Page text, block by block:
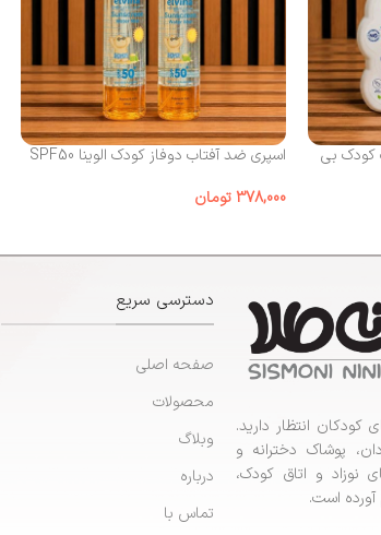
کودک بی‌
اسپری ضد آفتاب دوفاز کودک الوینا SPF50
378,000 تومان
کودکان انتظار دارید.
پوشاک دخترانه و
نوزاد و اتاق کودک،
آورده است.
دسترسی سریع
صفحه اصلی
محصولات
وبلاگ
درباره
تماس با